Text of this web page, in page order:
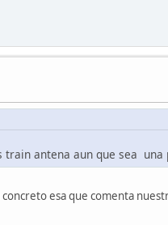
antena aun que sea
esa que comenta